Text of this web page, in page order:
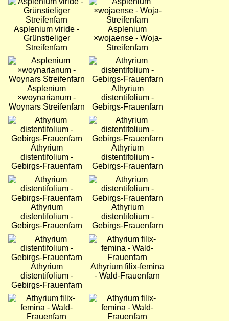
Asplenium viride -
Grünstieliger
Streifenfarn
Asplenium
×wojaense - Woja-
Streifenfarn
Bild
Asplenium
×woynarianum -
Woynars Streifenfarn
Bild
Athyrium
distentifolium -
Gebirgs-Frauenfarn
Bild
Athyrium
distentifolium -
Gebirgs-Frauenfarn
Bild
Athyrium
distentifolium -
Gebirgs-Frauenfarn
Bild
Athyrium
distentifolium -
Gebirgs-Frauenfarn
Bild
Athyrium
distentifolium -
Gebirgs-Frauenfarn
Bild
Athyrium
distentifolium -
Gebirgs-Frauenfarn
Bild
Athyrium filix-femina
- Wald-Frauenfarn
Bild Bild